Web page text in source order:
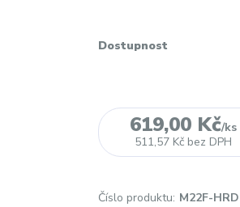
Dostupnost
619,00 Kč/ks
511,57 Kč bez DPH
Číslo produktu: M22F-HRD